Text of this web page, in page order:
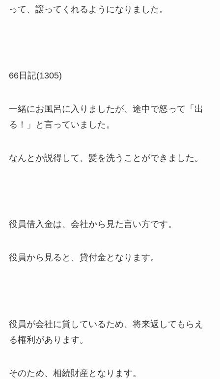
って、譲ってくれるようになりました。
66日記(1305)
一緒にお風呂に入りましたが、途中で怒って「出
る！」と言っていました。
なんとか説得して、髪を洗うことができました。
役員借入金は、会社から見た言い方です。
役員から見ると、貸付金となります。
役員が会社に貸しているため、将来返してもらえ
る権利があります。
そのため、相続財産となります。